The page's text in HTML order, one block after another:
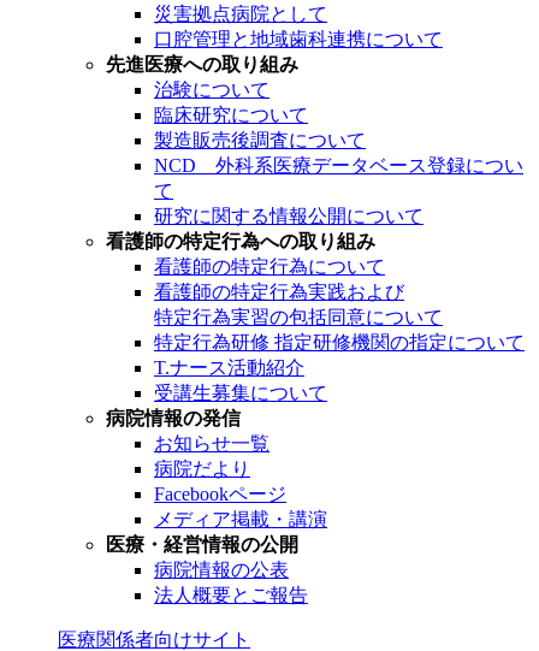
災害拠点病院として
口腔管理と地域歯科連携について
先進医療への取り組み
治験について
臨床研究について
製造販売後調査について
NCD 外科系医療データベース登録につい
て
研究に関する情報公開について
看護師の特定行為への取り組み
看護師の特定行為について
看護師の特定行為実践および
特定行為実習の包括同意について
特定行為研修 指定研修機関の指定について
T.ナース活動紹介
受講生募集について
病院情報の発信
お知らせ一覧
病院だより
Facebookページ
メディア掲載・講演
医療・経営情報の公開
病院情報の公表
法人概要とご報告
医療関係者向けサイト